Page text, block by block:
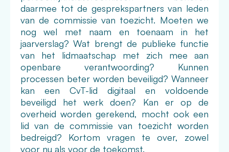
daarmee tot de gesprekspartners van leden
van de commissie van toezicht. Moeten we
nog wel met naam en toenaam in het
jaarverslag? Wat brengt de publieke functie
van het lidmaatschap met zich mee aan
openbare verantwoording? Kunnen
processen beter worden beveiligd? Wanneer
kan een CvT-lid digitaal en voldoende
beveiligd het werk doen? Kan er op de
overheid worden gerekend, mocht ook een
lid van de commissie van toezicht worden
bedreigd? Kortom vragen te over, zowel
voor nu als voor de toekomst.